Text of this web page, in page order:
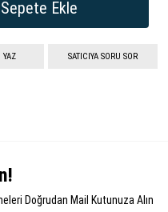
YAZ SATICIYA SORU SOR
Doğrudan Mail Kutunuza Alın